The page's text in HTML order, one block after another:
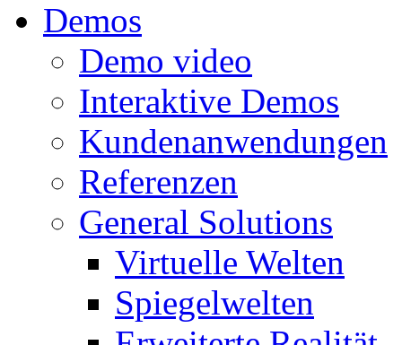
Demos
Demo video
Interaktive Demos
Kundenanwendungen
Referenzen
General Solutions
Virtuelle Welten
Spiegelwelten